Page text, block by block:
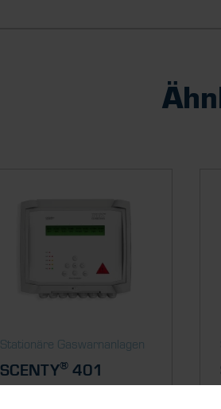
Stationäre Gaswarnanlagen
SCENTY® 401